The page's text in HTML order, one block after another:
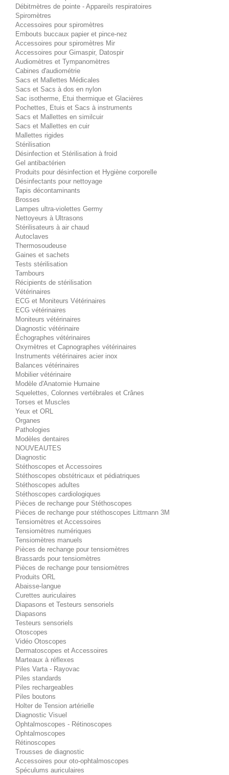
Débitmètres de pointe - Appareils respiratoires
Spiromètres
Accessoires pour spiromètres
Embouts buccaux papier et pince-nez
Accessoires pour spiromètres Mir
Accessoires pour Gimaspir, Datospir
Audiomètres et Tympanomètres
Cabines d'audiométrie
Sacs et Mallettes Médicales
Sacs et Sacs à dos en nylon
Sac isotherme, Etui thermique et Glacières
Pochettes, Etuis et Sacs à instruments
Sacs et Mallettes en similcuir
Sacs et Mallettes en cuir
Mallettes rigides
Stérilisation
Désinfection et Stérilisation à froid
Gel antibactérien
Produits pour désinfection et Hygiène corporelle
Désinfectants pour nettoyage
Tapis décontaminants
Brosses
Lampes ultra-violettes Germy
Nettoyeurs à Ultrasons
Stérilisateurs à air chaud
Autoclaves
Thermosoudeuse
Gaines et sachets
Tests stérilisation
Tambours
Récipients de stérilisation
Vétérinaires
ECG et Moniteurs Vétérinaires
ECG vétérinaires
Moniteurs vétérinaires
Diagnostic vétérinaire
Échographes vétérinaires
Oxymètres et Capnographes vétérinaires
Instruments vétérinaires acier inox
Balances vétérinaires
Mobilier vétérinaire
Modèle d'Anatomie Humaine
Squelettes, Colonnes vertébrales et Crânes
Torses et Muscles
Yeux et ORL
Organes
Pathologies
Modèles dentaires
NOUVEAUTES
Diagnostic
Stéthoscopes et Accessoires
Stéthoscopes obstétricaux et pédiatriques
Stéthoscopes adultes
Stéthoscopes cardiologiques
Pièces de rechange pour Stéthoscopes
Pièces de rechange pour stéthoscopes Littmann 3M
Tensiomètres et Accessoires
Tensiomètres numériques
Tensiomètres manuels
Pièces de rechange pour tensiomètres
Brassards pour tensiomètres
Pièces de rechange pour tensiomètres
Produits ORL
Abaisse-langue
Curettes auriculaires
Diapasons et Testeurs sensoriels
Diapasons
Testeurs sensoriels
Otoscopes
Vidéo Otoscopes
Dermatoscopes et Accessoires
Marteaux à réflexes
Piles Varta - Rayovac
Piles standards
Piles rechargeables
Piles boutons
Holter de Tension artérielle
Diagnostic Visuel
Ophtalmoscopes - Rétinoscopes
Ophtalmoscopes
Rétinoscopes
Trousses de diagnostic
Accessoires pour oto-ophtalmoscopes
Spéculums auriculaires